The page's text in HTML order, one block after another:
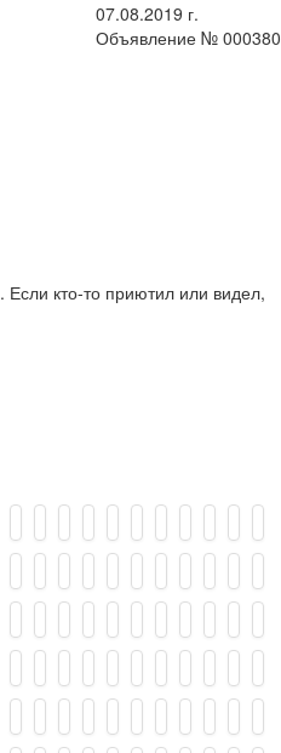
07.08.2019 г.
Объявление № 000380
кто-то приютил или видел,